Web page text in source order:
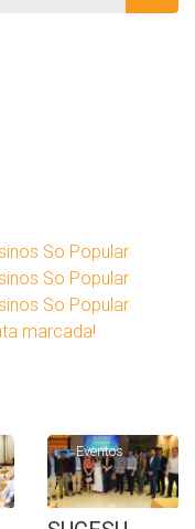
So Popular
So Popular
So Popular
marcada!
Eventos